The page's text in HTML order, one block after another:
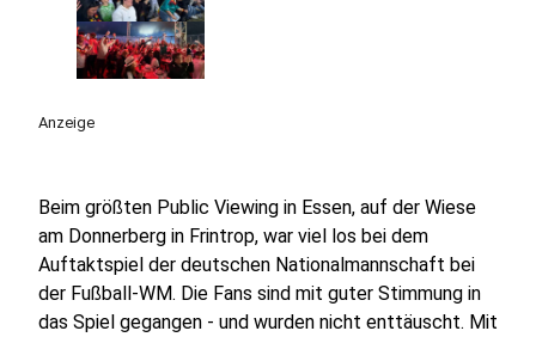
Anzeige
Beim größten Public Viewing in Essen, auf der Wiese
am Donnerberg in Frintrop, war viel los bei dem
Auftaktspiel der deutschen Nationalmannschaft bei
der Fußball-WM. Die Fans sind mit guter Stimmung in
das Spiel gegangen - und wurden nicht enttäuscht. Mit